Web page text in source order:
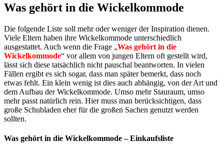
Was gehört in die Wickelkommode
Die folgende Liste soll mehr oder weniger der Inspiration dienen.
Viele Eltern haben ihre Wickelkommode unterschiedlich
ausgestattet. Auch wenn die Frage „Was gehört in die
Wickelkommode“ vor allem von jungen Eltern oft gestellt wird,
lässt sich diese tatsächlich nicht pauschal beantworten. In vielen
Fällen ergibt es sich sogar, dass man später bemerkt, dass noch
etwas fehlt. Ein klein wenig ist dies auch abhängig, von der Art und
dem Aufbau der Wickelkommode. Umso mehr Stauraum, umso
mehr passt natürlich rein. Hier muss man berücksichtigen, dass
große Schubladen eher für die großen Sachen genutzt werden
sollten.
Was gehört in die Wickelkommode – Einkaufsliste